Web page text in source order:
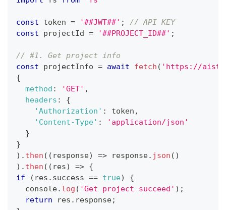
const token = '##JWT##' ;
// API KEY
const projectId = '##PROJECT_ID##' ;
// #1. Get project info
const projectInfo = await fetch ( 'https://
{
method : 'GET' ,
headers :
{
'Authorization' : token ,
'Content-Type' :
'application/json'
}
}
) . then ( ( response) => response. json ( )
) . then ( ( res) => {
if
( res . success == true)
{
console. log ( 'Get project succeed' ) ;
return res . response;